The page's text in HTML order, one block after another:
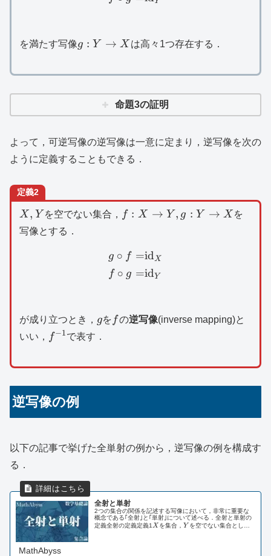
を満たす写像g:Y\to
g : Y → X は高々1つ存在する．
命題3の証明
よって，可逆写像の逆写像は一意に定まり，逆写像を次の
ように定義することもできる．
定義2
X,Y
X , Y を空でない集合， f:X\to
f : X → Y , g : Y → X を
写像とする．
\begin{aligned}g\circ
g ∘ f =
f ∘ g =
idX
idY
が成り立つとき， g
gを ffの逆写像(inverse mapping)と
いい， f^{-1}
f−1で表す．
逆写像の例
以下の記事で挙げた全単射の例から，逆写像の例を構成す
る．
全射と単射
2つの集合の関係を記述する写像において，非常に重要な
概念である｢全射｣と｢単射｣について述べる．全射と単射の
定義全射の定義定義1X
Xを集合，Y
Y を空でない集合とし，
MathAbyss